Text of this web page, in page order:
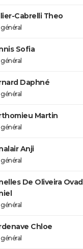
Cabrelli Theo
Sofia
Daphné
Martin
Anji
De Oliveira Ovad
Chloe